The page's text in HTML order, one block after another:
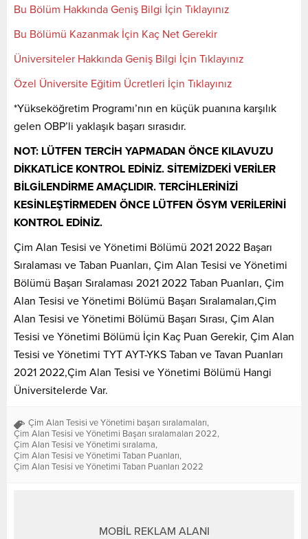
Bu Bölüm Hakkında Geniş Bilgi İçin Tıklayınız
Bu Bölümü Kazanmak İçin Kaç Net Gerekir
Üniversiteler Hakkında Geniş Bilgi İçin Tıklayınız
Özel Üniversite Eğitim Ücretleri İçin Tıklayınız
*Yükseköğretim Programı’nın en küçük puanına karşılık
gelen OBP’li yaklaşık başarı sırasıdır.
NOT: LÜTFEN TERCİH YAPMADAN ÖNCE KILAVUZU
DİKKATLİCE KONTROL EDİNİZ. SİTEMİZDEKİ VERİLER
BİLGİLENDİRME AMAÇLIDIR. TERCİHLERİNİZİ
KESİNLEŞTİRMEDEN ÖNCE LÜTFEN ÖSYM VERİLERİNİ
KONTROL EDİNİZ.
Çim Alan Tesisi ve Yönetimi Bölümü 2021 2022 Başarı
Sıralaması ve Taban Puanları, Çim Alan Tesisi ve Yönetimi
Bölümü Başarı Sıralaması 2021 2022 Taban Puanları, Çim
Alan Tesisi ve Yönetimi Bölümü Başarı Sıralamaları,Çim
Alan Tesisi ve Yönetimi Bölümü Başarı Sırası, Çim Alan
Tesisi ve Yönetimi Bölümü İçin Kaç Puan Gerekir, Çim Alan
Tesisi ve Yönetimi TYT AYT-YKS Taban ve Tavan Puanları
2021 2022,Çim Alan Tesisi ve Yönetimi Bölümü Hangi
Üniversitelerde Var.
Çim Alan Tesisi ve Yönetimi başarı sıralamaları,
Çim Alan Tesisi ve Yönetimi Başarı sıralamaları 2022,
Çim Alan Tesisi ve Yönetimi sıralama,
Çim Alan Tesisi ve Yönetimi Taban Puanları,
Çim Alan Tesisi ve Yönetimi Taban Puanları 2022
MOBİL REKLAM ALANI